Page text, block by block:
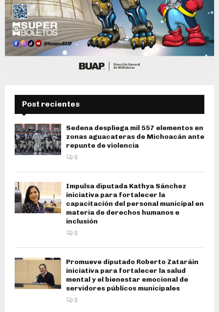
Post recientes
Sedena despliega mil 557 elementos en
zonas aguacateras de Michoacán ante
repunte de violencia
0
Impulsa diputada Kathya Sánchez
iniciativa para fortalecer la
capacitación del personal municipal en
materia de derechos humanos e
inclusión
0
Promueve diputado Roberto Zataráin
iniciativa para fortalecer la salud
mental y el bienestar emocional de
servidores públicos municipales
0